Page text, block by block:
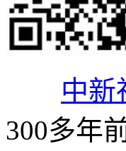
中新
300多年